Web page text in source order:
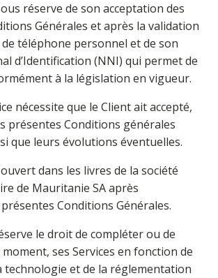
réserve de son acceptation des
Générales et après la validation
téléphone personnel et de son
d’Identification (NNI) qui permet de
à la législation en vigueur.
nécessite que le Client ait accepté,
présentes Conditions générales
que leurs évolutions éventuelles.
dans les livres de la société
de Mauritanie SA après
Conditions Générales.
le droit de compléter ou de
ses Services en fonction de
technologie et de la réglementation